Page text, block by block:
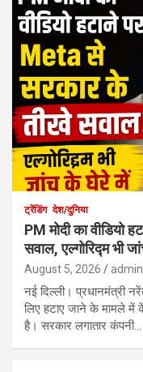
ट्रेंडिंग देश/दुनिया
PM मोदी का
सवाल, एल्गोरिद्म भी
August 5, 2026
नई दिल्ली। प्रधानमंत्री
लिए हटाए जाने के मामले
है। सरकार लगातार कंपनी…